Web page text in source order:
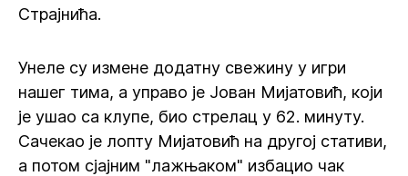
Страјнића.
Унеле су измене додатну свежину у игри
нашег тима, а управо је Јован Мијатовић, који
је ушао са клупе, био стрелац у 62. минуту.
Сачекао је лопту Мијатовић на другој стативи,
а потом сјајним "лажњаком" избацио чак